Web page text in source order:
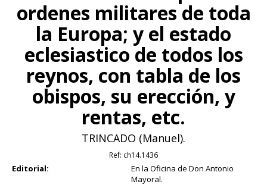
ordenes militares de toda
la Europa; y el estado
eclesiastico de todos los
reynos, con tabla de los
obispos, su erección, y
rentas, etc.
TRINCADO (Manuel).
Ref: ch14.1436
Editorial:
En la Oficina de Don Antonio
Mayoral.